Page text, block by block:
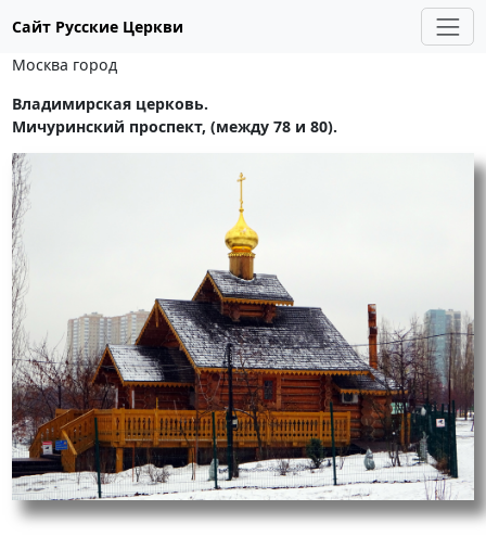
Сайт Русские Церкви
Москва город
Владимирская церковь.
Мичуринский проспект, (между 78 и 80).